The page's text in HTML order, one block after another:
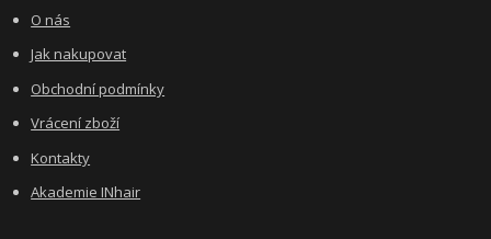
O nás
Jak nakupovat
Obchodní podmínky
Vrácení zboží
Kontakty
Akademie INhair